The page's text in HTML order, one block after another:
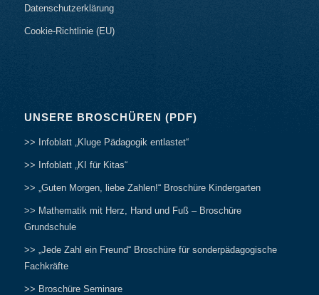
Datenschutzerklärung
Cookie-Richtlinie (EU)
UNSERE BROSCHÜREN (PDF)
>> Infoblatt „Kluge Pädagogik entlastet“
>> Infoblatt „KI für Kitas“
>> „Guten Morgen, liebe Zahlen!“ Broschüre Kindergarten
>> Mathematik mit Herz, Hand und Fuß – Broschüre
Grundschule
>> „Jede Zahl ein Freund“ Broschüre für sonderpädagogische
Fachkräfte
>> Broschüre Seminare